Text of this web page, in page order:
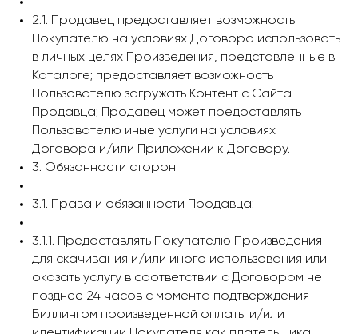
2.1. Продавец предоставляет возможность
Покупателю на условиях Договора использовать
в личных целях Произведения, представленные в
Каталоге; предоставляет возможность
Пользователю загружать Контент с Сайта
Продавца; Продавец может предоставлять
Пользователю иные услуги на условиях
Договора и/или Приложений к Договору.
3. Обязанности сторон
3.1. Права и обязанности Продавца:
3.1.1. Предоставлять Покупателю Произведения
для скачивания и/или иного использования или
оказать услугу в соответствии с Договором не
позднее 24 часов с момента подтверждения
Биллингом произведенной оплаты и/или